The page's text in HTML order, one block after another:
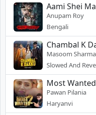
Aami Shei
Anupam Roy
Bengali
Chambal K
Masoom Sharma
Slowed And
Most
Pawan Pilania
Haryanvi